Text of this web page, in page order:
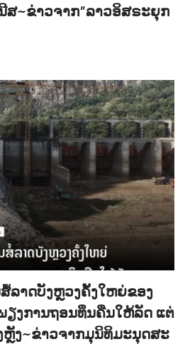
ສ~ຂ່າວຈາກ”ລາວອິສຣະຍຸກ
ລາດບັງຫຼວງຄັ້ງໃຫຍ່ຂອງ
ຽງການຖອນທຶນຄືນໃຫ້ລັດ ແຕ່
ຫຼັງ~ຂ່າວຈາກມຸນິທິມະນຸດສະ